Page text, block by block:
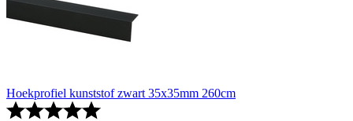
Hoekprofiel kunststof zwart 35x35mm 260cm